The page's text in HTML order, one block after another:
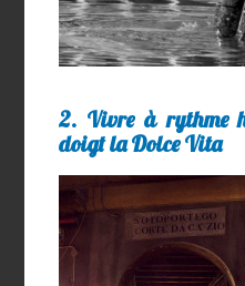
2. Vivre à rythme
doigt la Dolce Vita